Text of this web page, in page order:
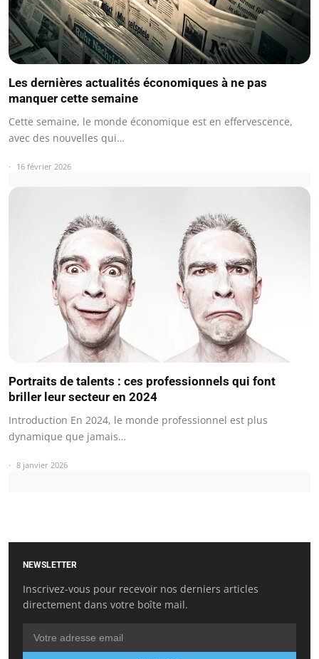
Les dernières actualités économiques à ne pas
manquer cette semaine
Cette semaine, le monde économique est en effervescence,
avec des nouvelles qui…
16 février 2026
Portraits de talents : ces professionnels qui font
briller leur secteur en 2024
Introduction En 2024, le monde professionnel est plus
dynamique que jamais…
8 janvier 2026
NEWSLETTER
Inscrivez-vous pour recevoir nos derniers articles
directement dans votre boîte mail.